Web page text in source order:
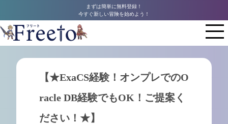
まずは簡単に無料登録！
今すぐ新しい冒険を始めよう！
【★ExaCS経験！オンプレでのO
racle DB経験でもOK！ご提案く
ださい！★】